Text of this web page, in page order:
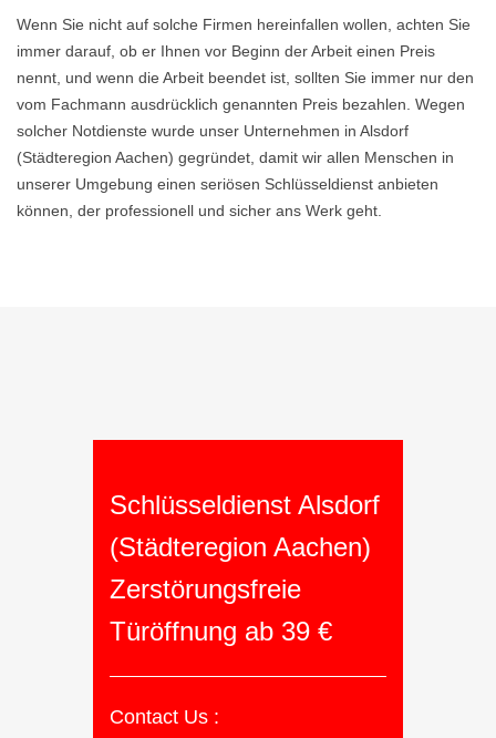
Wenn Sie nicht auf solche Firmen hereinfallen wollen, achten Sie
immer darauf, ob er Ihnen vor Beginn der Arbeit einen Preis
nennt, und wenn die Arbeit beendet ist, sollten Sie immer nur den
vom Fachmann ausdrücklich genannten Preis bezahlen. Wegen
solcher Notdienste wurde unser Unternehmen in Alsdorf
(Städteregion Aachen) gegründet, damit wir allen Menschen in
unserer Umgebung einen seriösen Schlüsseldienst anbieten
können, der professionell und sicher ans Werk geht.
Schlüsseldienst Alsdorf
(Städteregion Aachen)
Zerstörungsfreie
Türöffnung ab 39 €
Contact Us :